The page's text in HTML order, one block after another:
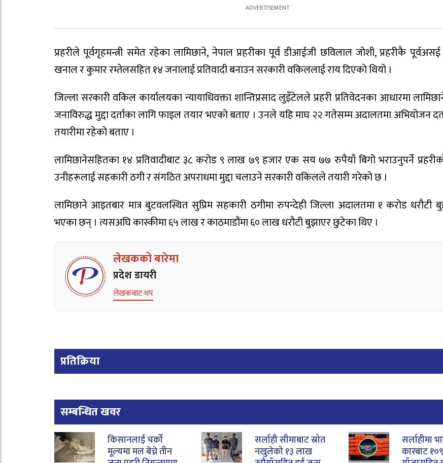
प्रहरीले पूर्वगृहमन्त्री समेत रहेका लामिछाने, नेपाल प्रहरीका पूर्व डीआईजी छविलाल जोशी, प्रहरीकै
खनाल र कुमार रम्तेलसहित १४ जनालाई प्रतिवादी बनाउन सरकारी वकिललाई राय दिएको थियो ।
जिल्ला सरकारी वकिल कार्यालयका न्यायाधिवक्ता शान्तिप्रसाद लुइँटेलले प्रहरी प्रतिवेदनका आधारमा
जनाविरुद्ध मुद्दा दर्ताका लागि फाइल तयार भएको बताए । उनले यहि माघ २२ गतेसम्म अदालतमा अभियोजन
तयारीमा रहेको बताए ।
लामिछानेसहितका १४ प्रतिवादीबाट ३८ करोड ९ लाख ७९ हजार एक सय ७७ रुपैयाँ बिगो भराउनुपर्ने
उनीहरूलाई सहकारी ठगी र संगठित अपराधमा मुद्दा चलाउने सरकारी वकिलले तयारी गरेको छ ।
लामिछाने आइतबार मात्र बुटवलस्थित सुप्रिम सहकारी ठगीमा रुपन्देही जिल्ला अदालतमा १ करोड धरौटी
भएका छन् । त्यसअघि कास्कीमा ६५ लाख र काठमाडौंमा ६० लाख धरौटी बुझाएर छुटेका थिए ।
लेखकको बारेमा
प्रदेश डायरी
लेखकबाट थप
प्रतिक्रिया
सम्बन्धित खवर
किसानलाई चर्को
मूल्यमा मल बेच्ने तीन
सर्लाही सीमाबाट स्रोत
नखुलेको १३ लाख
सर्लाहीमा
कारबाट